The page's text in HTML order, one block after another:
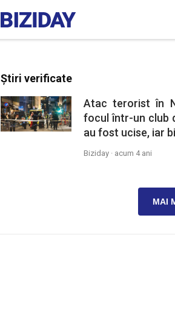
Știri verificate
Atac terorist în
focul într-un club
au fost ucise, iar
Biziday · acum 4 ani
MAI